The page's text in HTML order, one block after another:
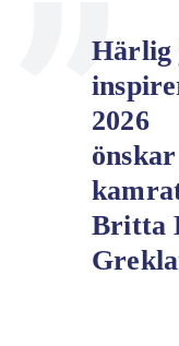
Härlig
2026
Britta